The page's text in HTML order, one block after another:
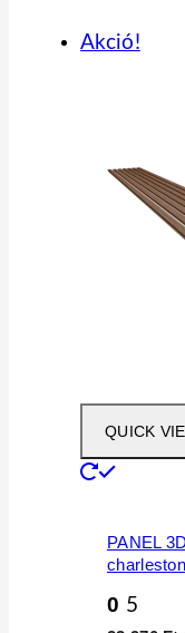
Akció!
QUICK
PANEL
0 5